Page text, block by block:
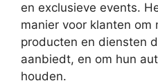
en exclusieve events.
manier voor klanten om
producten en diensten
aanbiedt, en om hun
houden.